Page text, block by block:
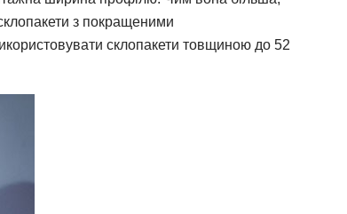
з покращеними
склопакети товщиною до 52